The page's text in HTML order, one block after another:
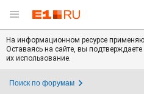
На информационном ресурсе
Оставаясь на сайте, вы подтверждаете
их использование.
Поиск по форумам